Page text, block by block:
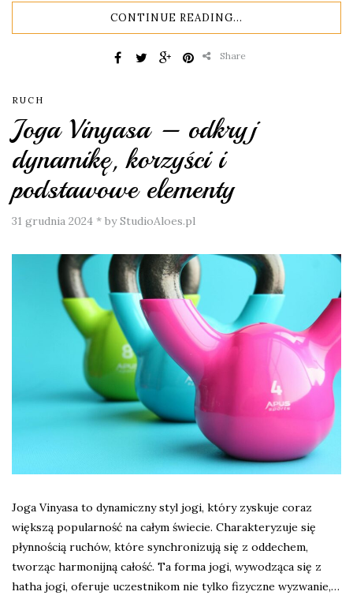
CONTINUE READING...
Share
RUCH
Joga Vinyasa – odkryj
dynamikę, korzyści i
podstawowe elementy
31 grudnia 2024 * by StudioAloes.pl
Joga Vinyasa to dynamiczny styl jogi, który zyskuje coraz
większą popularność na całym świecie. Charakteryzuje się
płynnością ruchów, które synchronizują się z oddechem,
tworząc harmonijną całość. Ta forma jogi, wywodząca się z
hatha jogi, oferuje uczestnikom nie tylko fizyczne wyzwanie,…